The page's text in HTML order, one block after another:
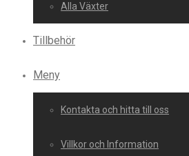
Alla Växter
Tillbehör
Meny
Kontakta och hitta till oss
Villkor och Information